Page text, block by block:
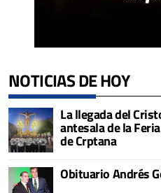
NOTICIAS DE HOY
La llegada del
antesala de la
de Crptana
Obituario Andrés